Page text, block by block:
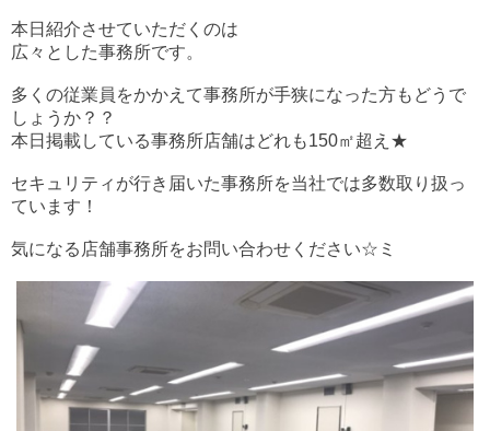
本日紹介させていただくのは
広々とした事務所です。
多くの従業員をかかえて事務所が手狭になった方もどうで
しょうか？？
本日掲載している事務所店舗はどれも150㎡超え★
セキュリティが行き届いた事務所を当社では多数取り扱っ
ています！
気になる店舗事務所をお問い合わせください☆ミ